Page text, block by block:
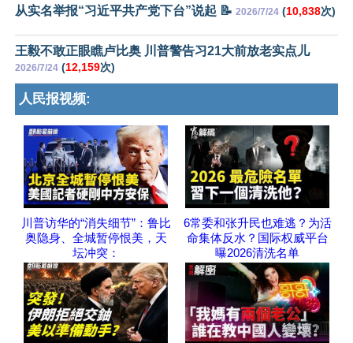
从实名举报“习近平共产党下台”说起 📝 2026/7/24 (10,838次)
王毅不敢正眼瞧卢比奥 川普警告习21大前放老实点儿
2026/7/24 (12,159次)
人民报视频:
川普访华的“消失细节”：鲁比
奥隐身、全城暂停恨美，天
坛冲突：
6常委和张升民也难逃？为活
命集体反水？国际权威平台
曝2026清洗名单